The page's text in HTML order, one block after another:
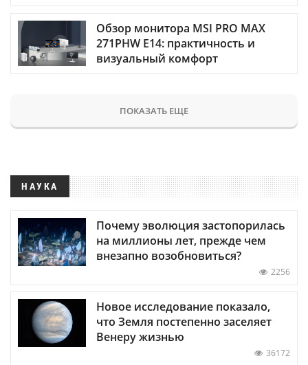
Обзор монитора MSI PRO MAX
271PHW E14: практичность и
визуальный комфорт
ПОКАЗАТЬ ЕЩЕ
НАУКА
Почему эволюция застопорилась
на миллионы лет, прежде чем
внезапно возобновиться?
2256
Новое исследование показало,
что Земля постепенно заселяет
Венеру жизнью
36172